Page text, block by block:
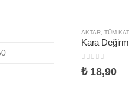
AKTAR TÜM
05 üzerinden
₺18,90